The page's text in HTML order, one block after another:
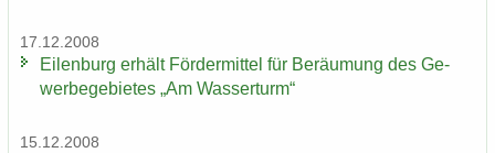
17.12.2008
Ei­len­burg er­hält För­der­mit­tel für Be­räu­mung des Ge­
wer­be­ge­bie­tes „Am Was­ser­turm“
15.12.2008